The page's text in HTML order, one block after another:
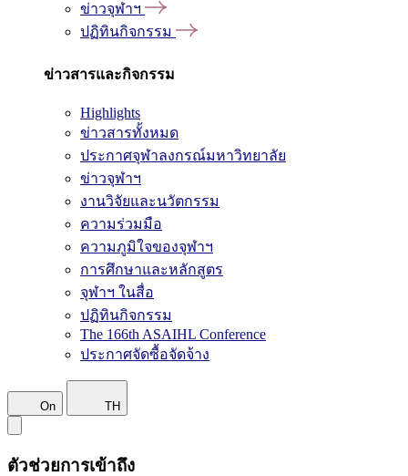
ข่าวจุฬาฯ
ปฏิทินกิจกรรม
ข่าวสารและกิจกรรม
Highlights
ข่าวสารทั้งหมด
ประกาศจุฬาลงกรณ์มหาวิทยาลัย
ข่าวจุฬาฯ
งานวิจัยและนวัตกรรม
ความร่วมมือ
ความภูมิใจของจุฬาฯ
การศึกษาและหลักสูตร
จุฬาฯ ในสื่อ
ปฏิทินกิจกรรม
The 166th ASAIHL Conference
ประกาศจัดซื้อจัดจ้าง
On TH
ตัวช่วยการเข้าถึง